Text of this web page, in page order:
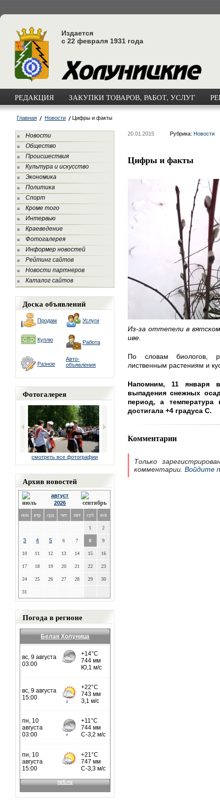
Издается
с 22 февраля 1931 года
РЕДАКЦИЯ ЗАКУПКИ ТОВАРОВ, РАБОТ, УСЛУГ
Главная Новости Цифры и факты
Новости
Общество
Происшествия
Культура и искусство
Экономика
Политика
Спорт
Кроме того
Интервью
Краеведение
Фотогалерея
Информер новостей
Рейтинг сайтов
Новости партнеров
Каталог сайтов
Доска объявлений
Продам Услуги
Куплю Работа
Разное
Авто-
объявления
Фотогалерея
смотреть все фотографии
Архив новостей
август
2026
пон втр срд чет пят суб вск
1 2
3 4 5 6 7 8 9
10 11 12 13 14 15 16
17 18 19 20 21 22 23
24 25 26 27 28 29 30
31
Погода в регионе
Белая Холуница
20.01.2015 Рубрика: Новости
Цифры и факты
Из-за оттепели в вятском
иве.
По словам биологов,
лиственным растениям и
Напомним, 11 января
выпадения снежных
период, а
достигала +4 градуса С.
Комментарии
Только
комментарии. Войдите